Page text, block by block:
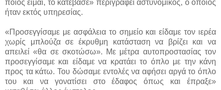
ποιος είμαι, το κατέβασε» περιγράφει αστυνομικός, ο οποίος
ήταν εκτός υπηρεσίας.
«Προσεγγίσαμε με ασφάλεια το σημείο και είδαμε τον ιερέα
χωρίς μπλούζα σε έκρυθμη κατάσταση να βρίζει και να
απειλεί «θα σε σκοτώσω». Με μέτρα αυτοπροστασίας τον
προσεγγίσαμε και είδαμε να κρατάει το όπλο με την κάνη
προς τα κάτω. Του δώσαμε εντολές να αφήσει αργά το όπλο
του και να γονατίσει στο έδαφος όπως και έπραξε»